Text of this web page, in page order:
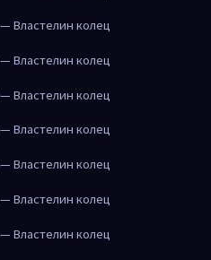
Властелин колец
Властелин колец
Властелин колец
Властелин колец
Властелин колец
Властелин колец
Властелин колец